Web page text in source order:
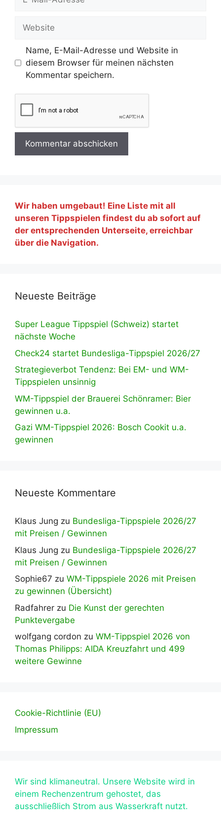
Mail-
Name, E-Mail-Adresse und Website in
diesem Browser für meinen nächsten
Kommentar speichern.
Wir haben umgebaut! Eine Liste mit all
unseren Tippspielen findest du ab sofort auf
der entsprechenden Unterseite, erreichbar
über die Navigation.
Neueste Beiträge
Super League Tippspiel (Schweiz) startet
nächste Woche
Check24 startet Bundesliga-Tippspiel 2026/27
Strategieverbot Tendenz: Bei EM- und WM-
Tippspielen unsinnig
WM-Tippspiel der Brauerei Schönramer: Bier
gewinnen u.a.
Gazi WM-Tippspiel 2026: Bosch Cookit u.a.
gewinnen
Neueste Kommentare
Klaus Jung zu Bundesliga-Tippspiele 2026/27
mit Preisen / Gewinnen
Klaus Jung zu Bundesliga-Tippspiele 2026/27
mit Preisen / Gewinnen
Sophie67 zu WM-Tippspiele 2026 mit Preisen
zu gewinnen (Übersicht)
Radfahrer zu Die Kunst der gerechten
Punktevergabe
wolfgang cordon zu WM-Tippspiel 2026 von
Thomas Philipps: AIDA Kreuzfahrt und 499
weitere Gewinne
Cookie-Richtlinie (EU)
Impressum
Wir sind klimaneutral. Unsere Website wird in
einem Rechenzentrum gehostet, das
ausschließlich Strom aus Wasserkraft nutzt.